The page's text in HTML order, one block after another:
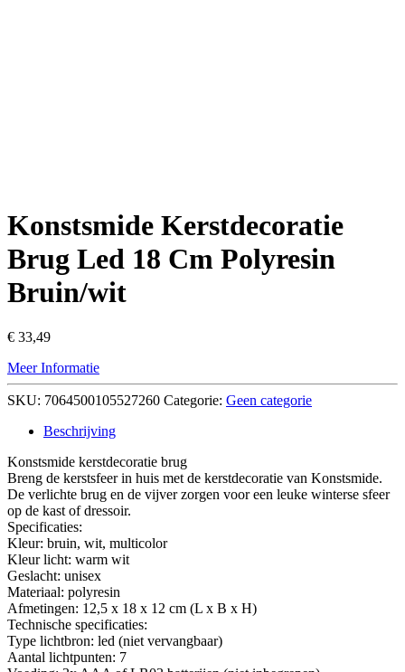
Konstsmide Kerstdecoratie
Brug Led 18 Cm Polyresin
Bruin/wit
€ 33,49
Meer Informatie
SKU: 7064500105527260 Categorie: Geen categorie
Beschrijving
Konstsmide kerstdecoratie brug
Breng de kerstsfeer in huis met de kerstdecoratie van Konstsmide.
De verlichte brug en de vijver zorgen voor een leuke winterse sfeer
op de kast of dressoir.
Specificaties:
Kleur: bruin, wit, multicolor
Kleur licht: warm wit
Geslacht: unisex
Materiaal: polyresin
Afmetingen: 12,5 x 18 x 12 cm (L x B x H)
Technische specificaties:
Type lichtbron: led (niet vervangbaar)
Aantal lichtpunten: 7